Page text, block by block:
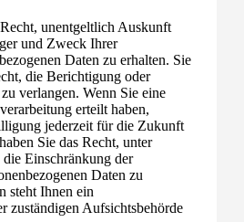
unentgeltlich Auskunft
und Zweck Ihrer
Daten zu erhalten. Sie
die Berichtigung oder
verlangen. Wenn Sie eine
erteilt haben,
jederzeit für die Zukunft
Sie das Recht, unter
Einschränkung der
Daten zu
steht Ihnen ein
zuständigen Aufsichtsbehörde